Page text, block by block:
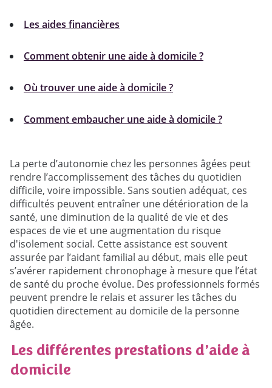
Les aides financières
Comment obtenir une aide à domicile ?
Où trouver une aide à domicile ?
Comment embaucher une aide à domicile ?
La perte d’autonomie chez les personnes âgées peut
rendre l’accomplissement des tâches du quotidien
difficile, voire impossible. Sans soutien adéquat, ces
difficultés peuvent entraîner une détérioration de la
santé, une diminution de la qualité de vie et des
espaces de vie et une augmentation du risque
d'isolement social. Cette assistance est souvent
assurée par l’aidant familial au début, mais elle peut
s’avérer rapidement chronophage à mesure que l’état
de santé du proche évolue. Des professionnels formés
peuvent prendre le relais et assurer les tâches du
quotidien directement au domicile de la personne
âgée.
Les différentes prestations d’aide à
domicile